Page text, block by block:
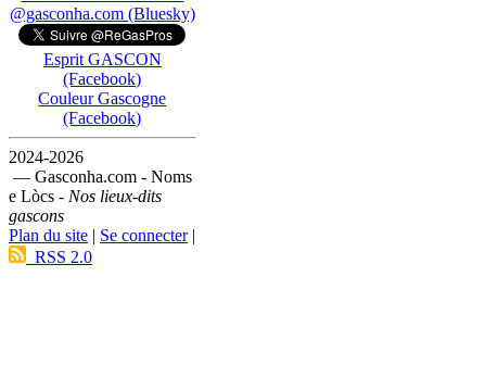
@gasconha.com (Bluesky)
Esprit GASCON
(Facebook)
Couleur Gascogne
(Facebook)
2024-2026
— Gasconha.com - Noms
e Lòcs - Nos lieux-dits
gascons
Plan du site | Se connecter|
RSS 2.0